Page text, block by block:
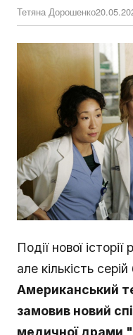
Тетяна Дорошенко
Події нової
але кількість
Американський
замовив новий